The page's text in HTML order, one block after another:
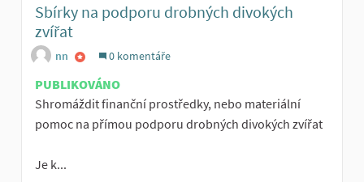
Sbírky na podporu drobných divokých
zvířat
nn 0 komentáře
PUBLIKOVÁNO
Shromáždit finanční prostředky, nebo materiální
pomoc na přímou podporu drobných divokých zvířat
Je k...